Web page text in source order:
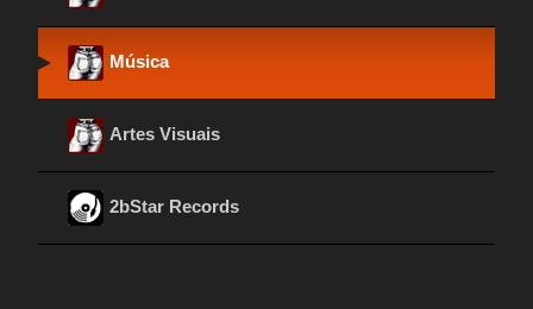
Música
Artes Visuais
2bStar Records